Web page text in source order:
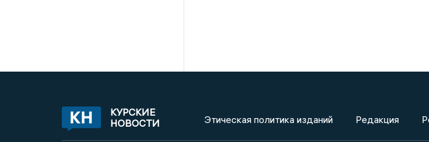
КУРСКИЕ
НОВОСТИ
Этическая политика изданий Редакция